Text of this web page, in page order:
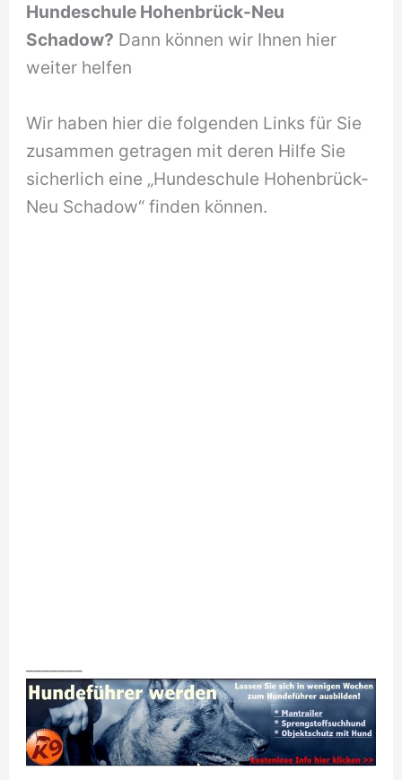
Hundeschule Hohenbrück-Neu
Schadow? Dann können wir Ihnen hier
weiter helfen
Wir haben hier die folgenden Links für Sie
zusammen getragen mit deren Hilfe Sie
sicherlich eine „Hundeschule Hohenbrück-
Neu Schadow“ finden können.